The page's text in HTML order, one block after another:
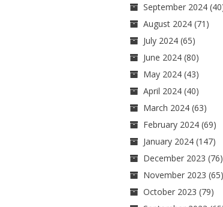
September 2024
August 2024(71)
July 2024(65)
June 2024(80)
May 2024(43)
April 2024(40)
March 2024(63)
February 2024(69)
January 2024(147)
December 2023 (76)
November 2023 (65)
October 2023 (79)